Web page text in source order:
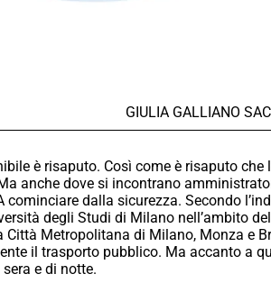
GIULIA GALLIANO
è risaputo. Così come è risaputo che
anche dove si incontrano
dalla sicurezza. Secondo
degli Studi di Milano nell’ambito
Città Metropolitana di Milano, Monza e
il trasporto pubblico. Ma accanto a
e di notte.